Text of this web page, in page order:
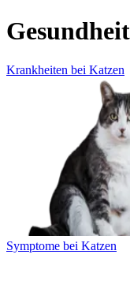
Krankheiten bei Katzen
Symptome bei Katzen